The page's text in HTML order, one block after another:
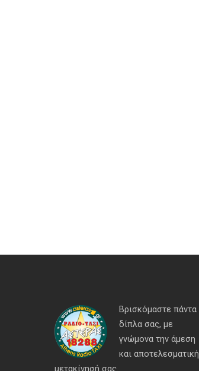
Βρισκόμαστε πάντα
δίπλα σας, με
γνώμονα την άμεση
και αποτελεσματική
μετακίνησή σας.